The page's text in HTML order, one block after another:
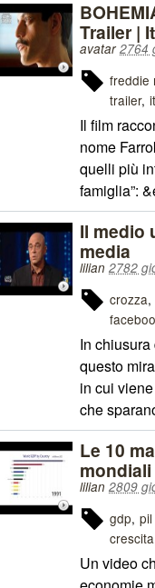
Trailer |
avatar 2764
freddie
trailer
Il film
nome
quelli più
famiglia”:
Il medio
media
lilian 2782
crozza
In
questo
in cui
che
Le 10
mondiali
lilian 2809
gdp
crescita
Un video